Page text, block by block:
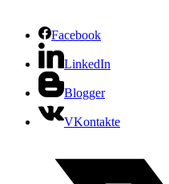
Facebook
LinkedIn
Blogger
VKontakte